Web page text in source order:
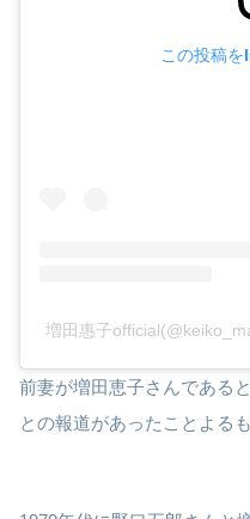
この投稿
増田惠子
前妻が増田恵子さんである
との報道があったことよる